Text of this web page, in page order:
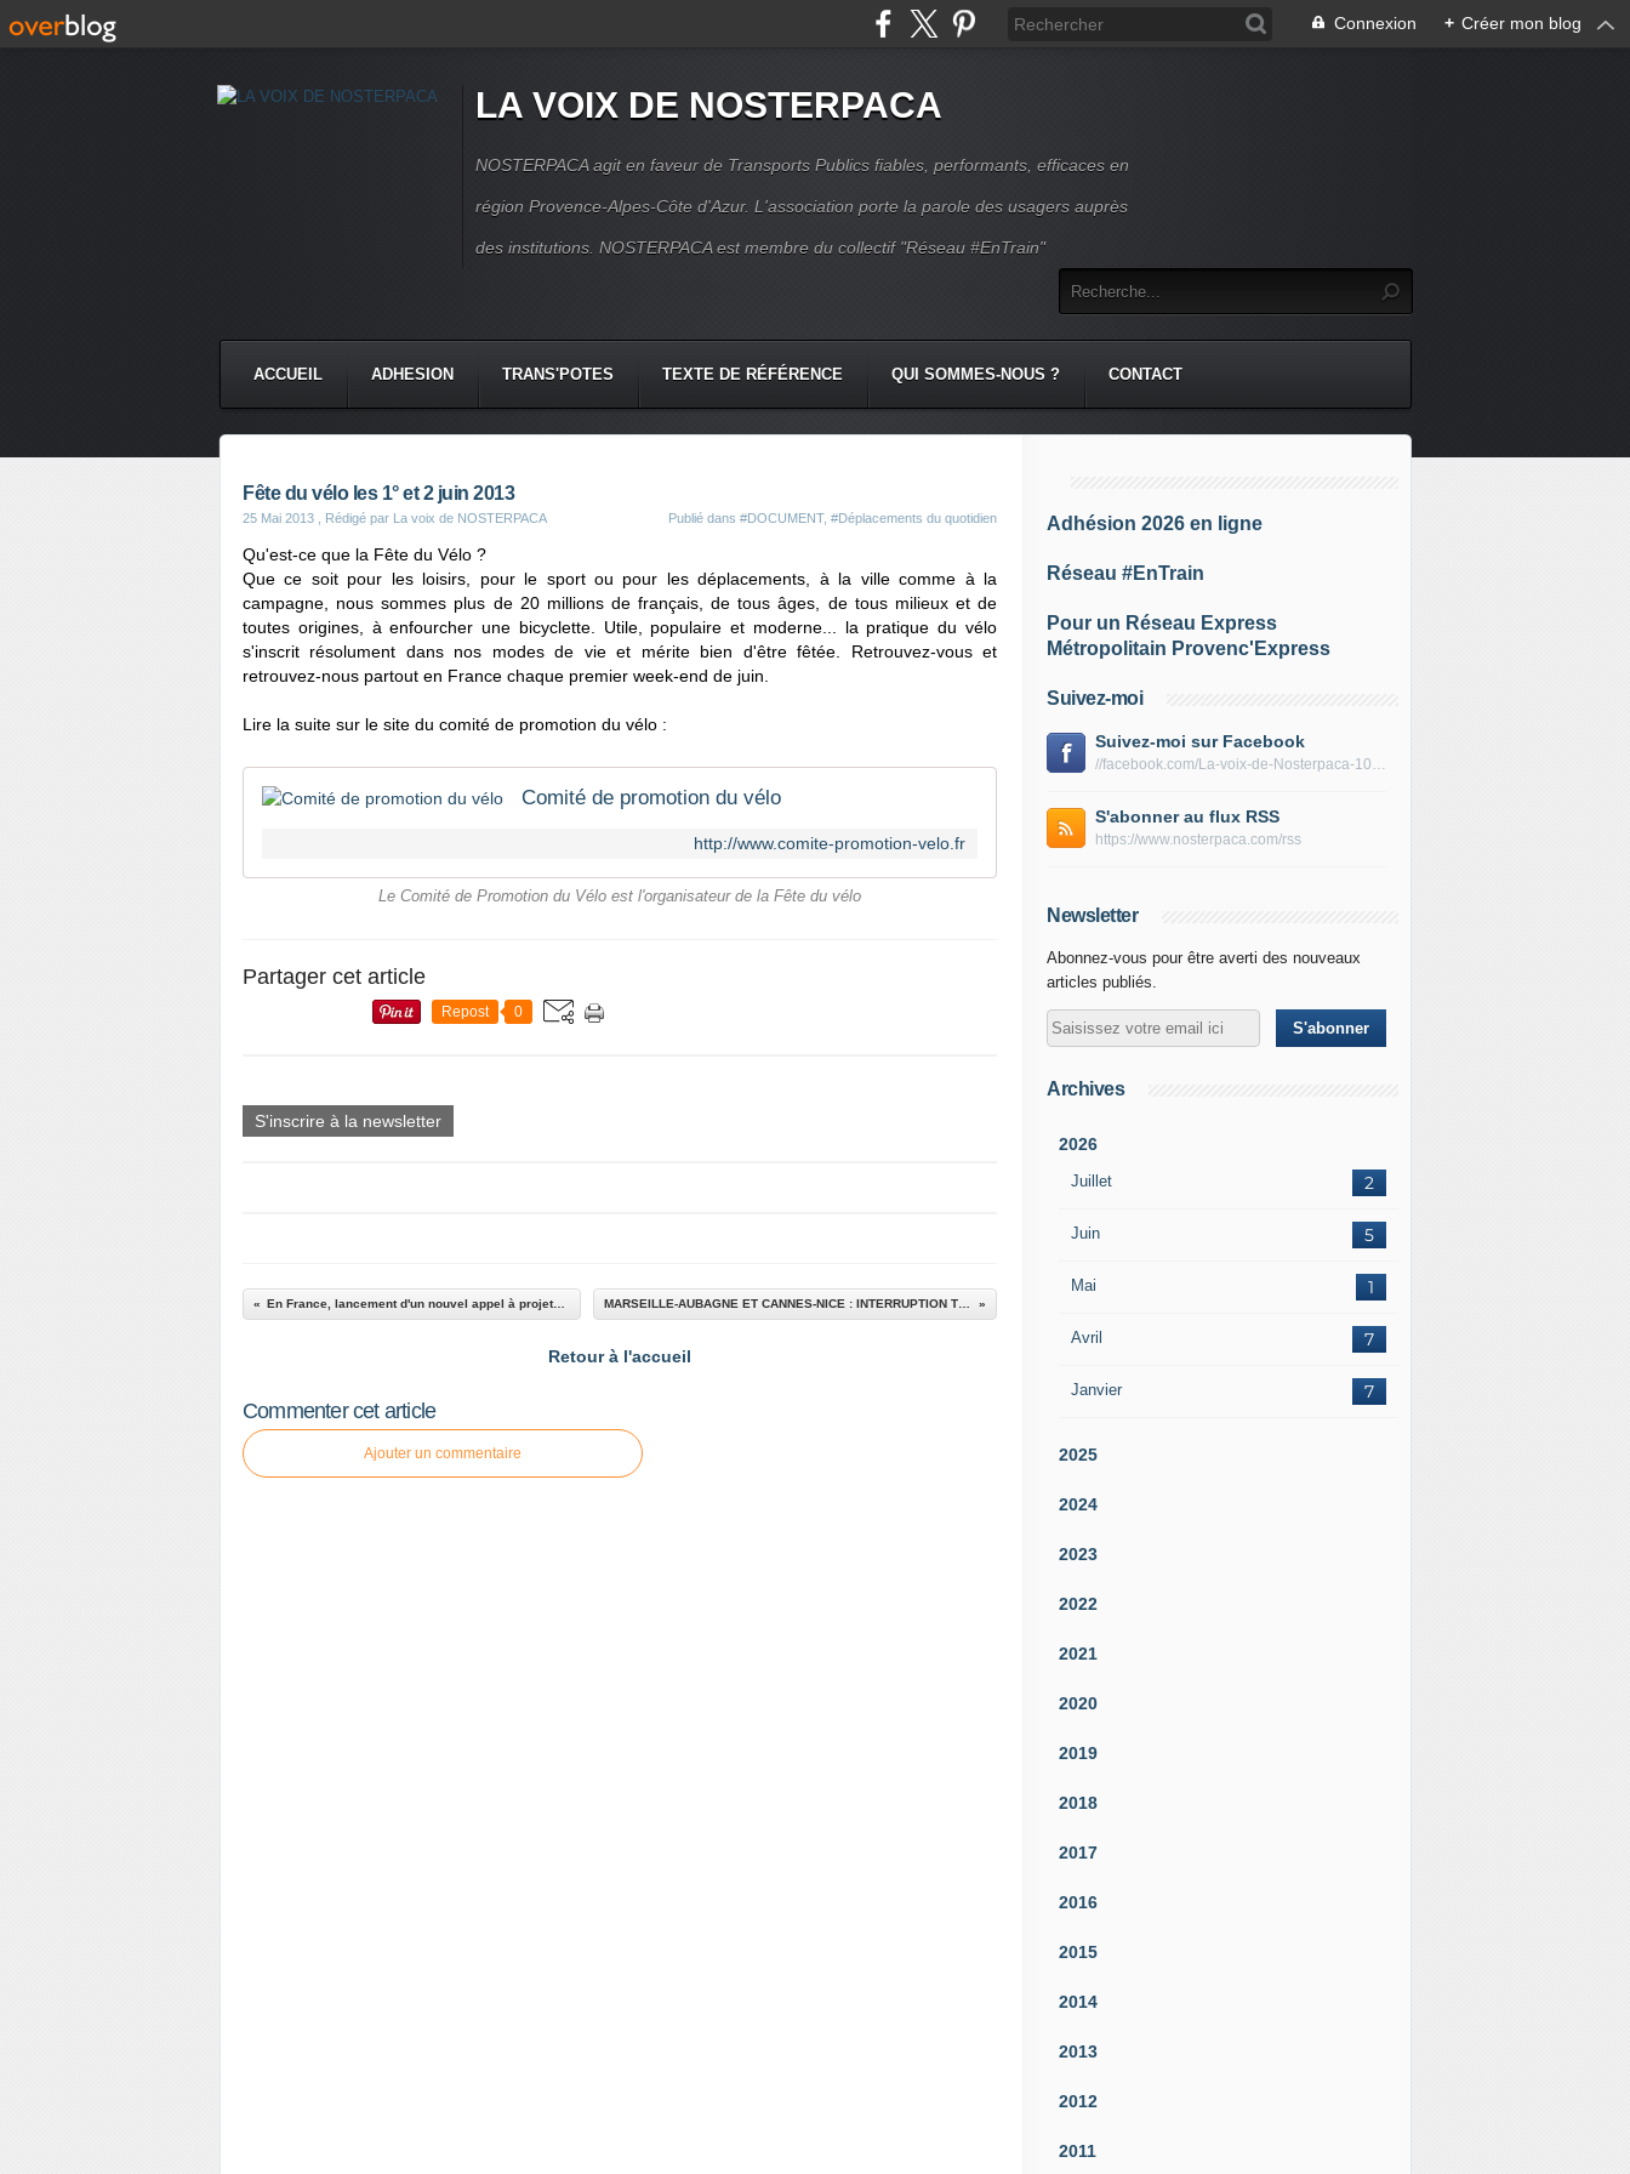
Connexion + Créer mon blog
LA VOIX DE NOSTERPACA
NOSTERPACA agit en faveur de Transports Publics fiables, performants, efficaces en
région Provence-Alpes-Côte d'Azur. L'association porte la parole des usagers auprès
des institutions. NOSTERPACA est membre du collectif "Réseau #EnTrain"
ACCUEIL ADHESION TRANS'POTES TEXTE DE RÉFÉRENCE QUI SOMMES-NOUS ? CONTACT
Fête du vélo les 1° et 2 juin 2013
25 Mai 2013 , Rédigé par La voix de NOSTERPACA Publié dans #DOCUMENT, #Déplacements du quotidien
Qu'est-ce que la Fête du Vélo ?
Que ce soit pour les loisirs, pour le sport ou pour les déplacements, à la ville comme à la
campagne, nous sommes plus de 20 millions de français, de tous âges, de tous milieux et de
toutes origines, à enfourcher une bicyclette. Utile, populaire et moderne... la pratique du vélo
s'inscrit résolument dans nos modes de vie et mérite bien d'être fêtée. Retrouvez-vous et
retrouvez-nous partout en France chaque premier week-end de juin.
Lire la suite sur le site du comité de promotion du vélo :
Comité de promotion du vélo
http://www.comite-promotion-velo.fr
Le Comité de Promotion du Vélo est l'organisateur de la Fête du vélo
Partager cet article
Repost 0
S'inscrire à la newsletter
En France, lancement d'un nouvel appel à projets "Transports collectifs et mobilité durable" MARSEILLE-AUBAGNE ET CANNES-NICE : INTERRUPTION TOTALE DE LA CIRCULATION DU 13 AU 17 JUIN 2013
Retour à l'accueil
Commenter cet article
Ajouter un commentaire
Adhésion 2026 en ligne
Réseau #EnTrain
Pour un Réseau Express
Métropolitain Provenc'Express
Suivez-moi
Suivez-moi sur Facebook
//facebook.com/La-voix-de-Nosterpaca-106434384284735
S'abonner au flux RSS
https://www.nosterpaca.com/rss
Newsletter
Abonnez-vous pour être averti des nouveaux
articles publiés.
Archives
2026
Juillet 2
Juin 5
Mai 1
Avril 7
Janvier 7
2025
2024
2023
2022
2021
2020
2019
2018
2017
2016
2015
2014
2013
2012
2011